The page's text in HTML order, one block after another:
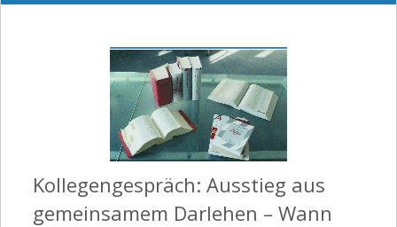
Nachrichten, Texte, Podcast, O-Töne,
Kollegengespräch: Ausstieg aus
gemeinsamem Darlehen – Wann